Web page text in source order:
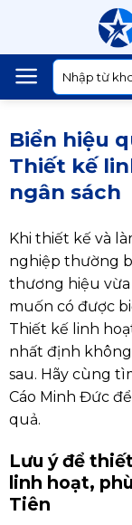
content
Tìm
kiếm:
Biển hiệu
Thiết kế
ngân sách
Khi thiết kế và
nghiệp thường
thương hiệu
muốn có được
Thiết kế linh
nhất định
sau. Hãy cùng
Cáo Minh Đức
quả.
Lưu ý để
linh hoạt,
Tiên